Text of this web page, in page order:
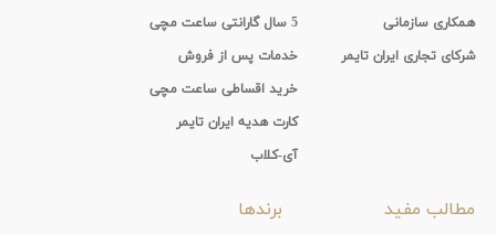
همکاری سازمانی
شرکای تجاری ایران تایمر
5 سال گارانتی ساعت مچی
خدمات پس از فروش
خرید اقساطی ساعت مچی
کارت هدیه ایران تایمر
آی-کلاب
مطالب مفید برندها